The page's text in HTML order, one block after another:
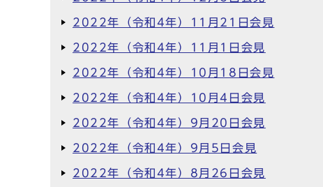
2022年（令和4年）11月21日会見
2022年（令和4年）11月1日会見
2022年（令和4年）10月18日会見
2022年（令和4年）10月4日会見
2022年（令和4年）9月20日会見
2022年（令和4年）9月5日会見
2022年（令和4年）8月26日会見